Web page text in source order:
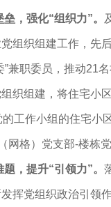
，强化“组织力”。
组织组建工作，先
”兼职委员，推动21
织组建，将住宅小
工作小组的住宅小
网格）党支部-楼栋
，提升“引领力”。
挥党组织政治引领